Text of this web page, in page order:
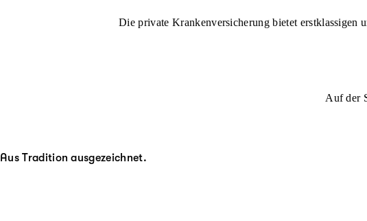
Die private Krankenversicherung bietet erstklassigen
Auf der
Aus Tradition ausgezeichnet.